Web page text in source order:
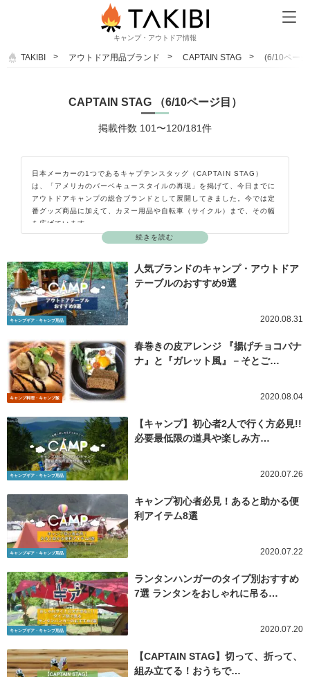
キャンプ・アウトドア情報
TAKIBI アウトドア用品ブランド CAPTAIN STAG (6/10ペー
CAPTAIN STAG （6/10ページ目）
掲載件数 101〜120/181件
続きを読む
日本メーカーの1つであるキャプテンスタッグ（CAPTAIN STAG）
は、「アメリカのバーベキュースタイルの再現」を掲げて、今日までに
アウトドアキャンプの総合ブランドとして展開してきました。今では定
番グッズ商品に加えて、カヌー用品や自転車（サイクル）まで、その幅
を広げています。
キャンプギア・キャンプ用品
人気ブランドのキャンプ・アウトドア
テーブルのおすすめ9選
2020.08.31
キャンプ料理・キャンプ飯
春巻きの皮アレンジ 『揚げチョコバナ
ナ』と『ガレット風』－そとご…
2020.08.04
キャンプギア・キャンプ用品
【キャンプ】初心者2人で行く方必見!!
必要最低限の道具や楽しみ方…
2020.07.26
キャンプギア・キャンプ用品
キャンプ初心者必見！あると助かる便
利アイテム8選
2020.07.22
キャンプギア・キャンプ用品
ランタンハンガーのタイプ別おすすめ
7選 ランタンをおしゃれに吊る…
2020.07.20
【CAPTAIN STAG】切って、折って、
組み立てる！おうちで…